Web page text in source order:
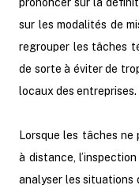
sur les modalités de
regrouper les tâches
de sorte à éviter de
locaux des entreprises.
Lorsque les tâches
à distance,
analyser les situations